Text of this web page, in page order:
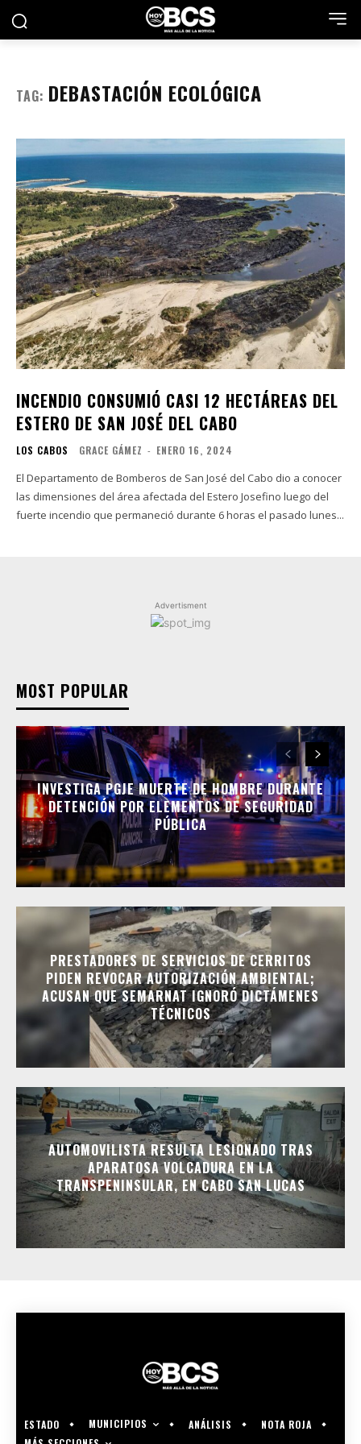
TAG: DEBASTACIÓN ECOLÓGICA
INCENDIO CONSUMIÓ CASI 12 HECTÁREAS DEL
ESTERO DE SAN JOSÉ DEL CABO
LOS CABOS GRACE GÁMEZ - ENERO 16, 2024
El Departamento de Bomberos de San José del Cabo dio a conocer
las dimensiones del área afectada del Estero Josefino luego del
fuerte incendio que permaneció durante 6 horas el pasado lunes...
Advertisment
MOST POPULAR
INVESTIGA PGJE MUERTE DE HOMBRE DURANTE
DETENCIÓN POR ELEMENTOS DE SEGURIDAD
PÚBLICA
PRESTADORES DE SERVICIOS DE CERRITOS
PIDEN REVOCAR AUTORIZACIÓN AMBIENTAL;
ACUSAN QUE SEMARNAT IGNORÓ DICTÁMENES
TÉCNICOS
AUTOMOVILISTA RESULTA LESIONADO TRAS
APARATOSA VOLCADURA EN LA
TRANSPENINSULAR, EN CABO SAN LUCAS
ESTADO MUNICIPIOS ANÁLISIS
NOTA ROJA